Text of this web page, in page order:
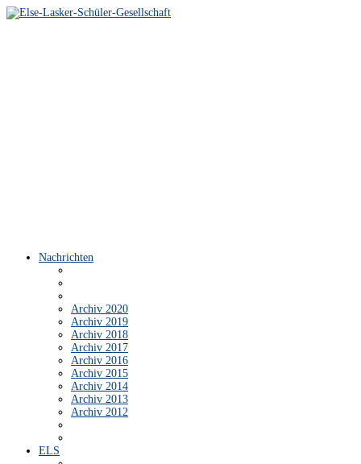
Nachrichten
Archiv 2020
Archiv 2019
Archiv 2018
Archiv 2017
Archiv 2016
Archiv 2015
Archiv 2014
Archiv 2013
Archiv 2012
ELS